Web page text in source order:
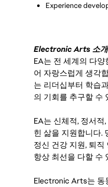
Experience
Electronic Arts 소개
EA는 전 세계의 다
어 자랑스럽게 생각
는 리더십부터 학습
의 기회를 추구할 수
EA는 신체적, 정서
힌 삶을 지원합니다.
정신 건강 지원, 퇴직
항상 최선을 다할 수
Electronic Arts는 동